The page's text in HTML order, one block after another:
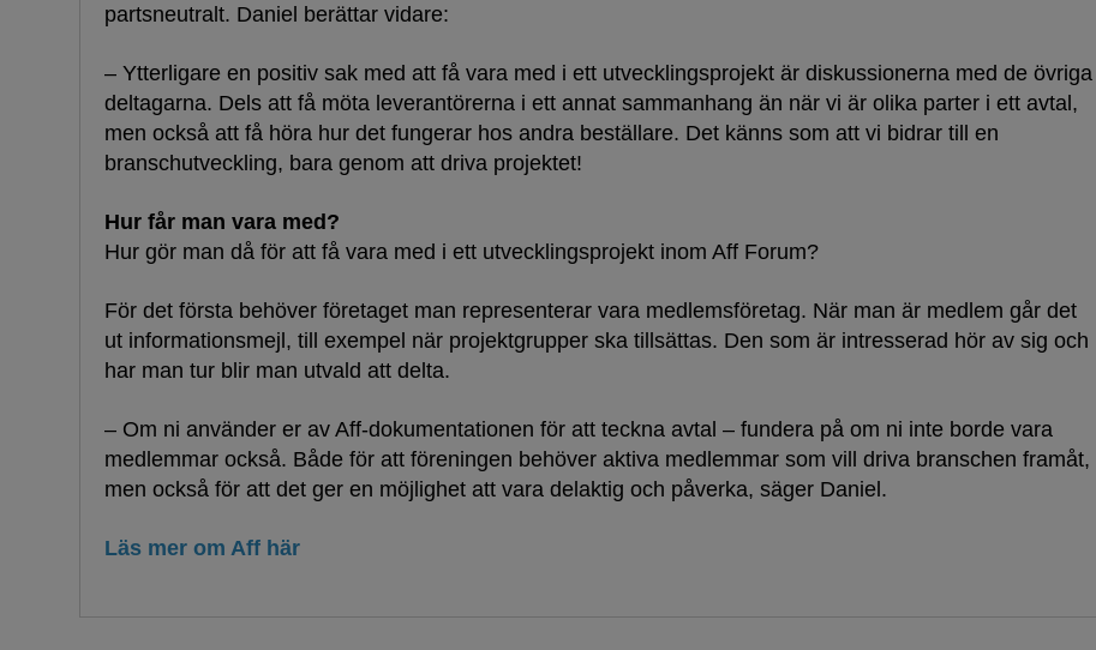
partsneutralt. Daniel berättar vidare:
– Ytterligare en positiv sak med att få vara med i ett utvecklingsprojekt är diskussionerna med de övriga
deltagarna. Dels att få möta leverantörerna i ett annat sammanhang än när vi är olika parter i ett avtal,
men också att få höra hur det fungerar hos andra beställare. Det känns som att vi bidrar till en
branschutveckling, bara genom att driva projektet!
Hur får man vara med?
Hur gör man då för att få vara med i ett utvecklingsprojekt inom Aff Forum?
För det första behöver företaget man representerar vara medlemsföretag. När man är medlem går det
ut informationsmejl, till exempel när projektgrupper ska tillsättas. Den som är intresserad hör av sig och
har man tur blir man utvald att delta.
– Om ni använder er av Aff-dokumentationen för att teckna avtal – fundera på om ni inte borde vara
medlemmar också. Både för att föreningen behöver aktiva medlemmar som vill driva branschen framåt,
men också för att det ger en möjlighet att vara delaktig och påverka, säger Daniel.
Läs mer om Aff här